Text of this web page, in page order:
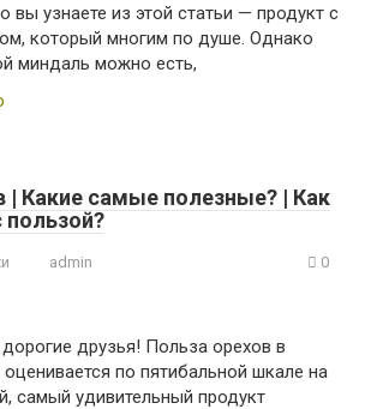
вы узнаете из этой статьи — продукт с
который многим по душе. Однако
миндаль можно есть,
| Какие самые полезные? | Как
пользой?
admin 0
друзья! Польза орехов в
по пятибальной шкале на
самый удивительный продукт